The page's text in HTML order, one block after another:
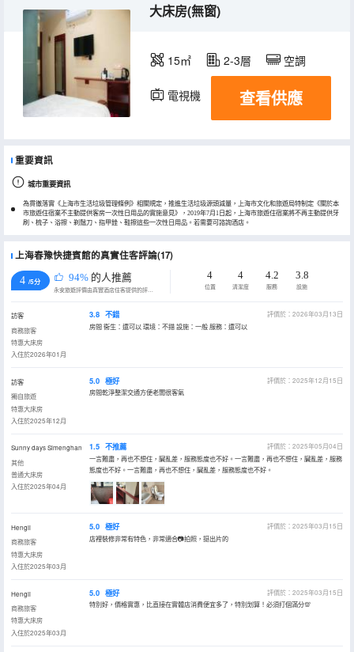
大床房(無窗)
15㎡ 2-3層 空調
電視機 查看供應
重要資訊
城市重要資訊
為貫徹落實《上海市生活垃圾管理條例》相關規定，推進生活垃圾源頭減量，上海市文化和旅遊局特制定《關於本
市旅遊住宿業不主動提供客房一次性日用品的實施意見》，2019年7月1日起，上海市旅遊住宿業將不再主動提供牙
刷、梳子、浴擦、剃鬚刀、指甲銼、鞋擦這些一次性日用品。若需要可諮詢酒店。
上海春豫快捷賓館的真實住客評論(17)
4 /5分 94% 的人推薦
永安旅遊評價由真實酒店住客提供的評價。
4
位置
4
清潔度
4.2
服務
3.8
設施
訪客
商務旅客
特惠大床房
入住於2026年01月
3.8 不錯
評價於：2026年03月13日
房間 衞生：還可以 環境：不錯 設施：一般 服務：還可以
訪客
獨自旅遊
特惠大床房
入住於2025年12月
5.0 極好
評價於：2025年12月15日
房間乾淨整潔交通方便老闆很客氣
Sunny days Simenghan
其他
普通大床房
入住於2025年04月
1.5 不推薦
評價於：2025年05月04日
一言難盡，再也不想住，臟亂差，服務態度也不好。一言難盡，再也不想住，臟亂差，服務
態度也不好。一言難盡，再也不想住，臟亂差，服務態度也不好。
Hengli
商務旅客
特惠大床房
入住於2025年03月
5.0 極好
評價於：2025年03月15日
店裡裝修非常有特色，非常適合📷拍照，挺出片的
Hengli
商務旅客
特惠大床房
入住於2025年03月
5.0 極好
評價於：2025年03月15日
特別好，價格實惠，比直接在實體店消費便宜多了，特別划算！必須打個滿分💯